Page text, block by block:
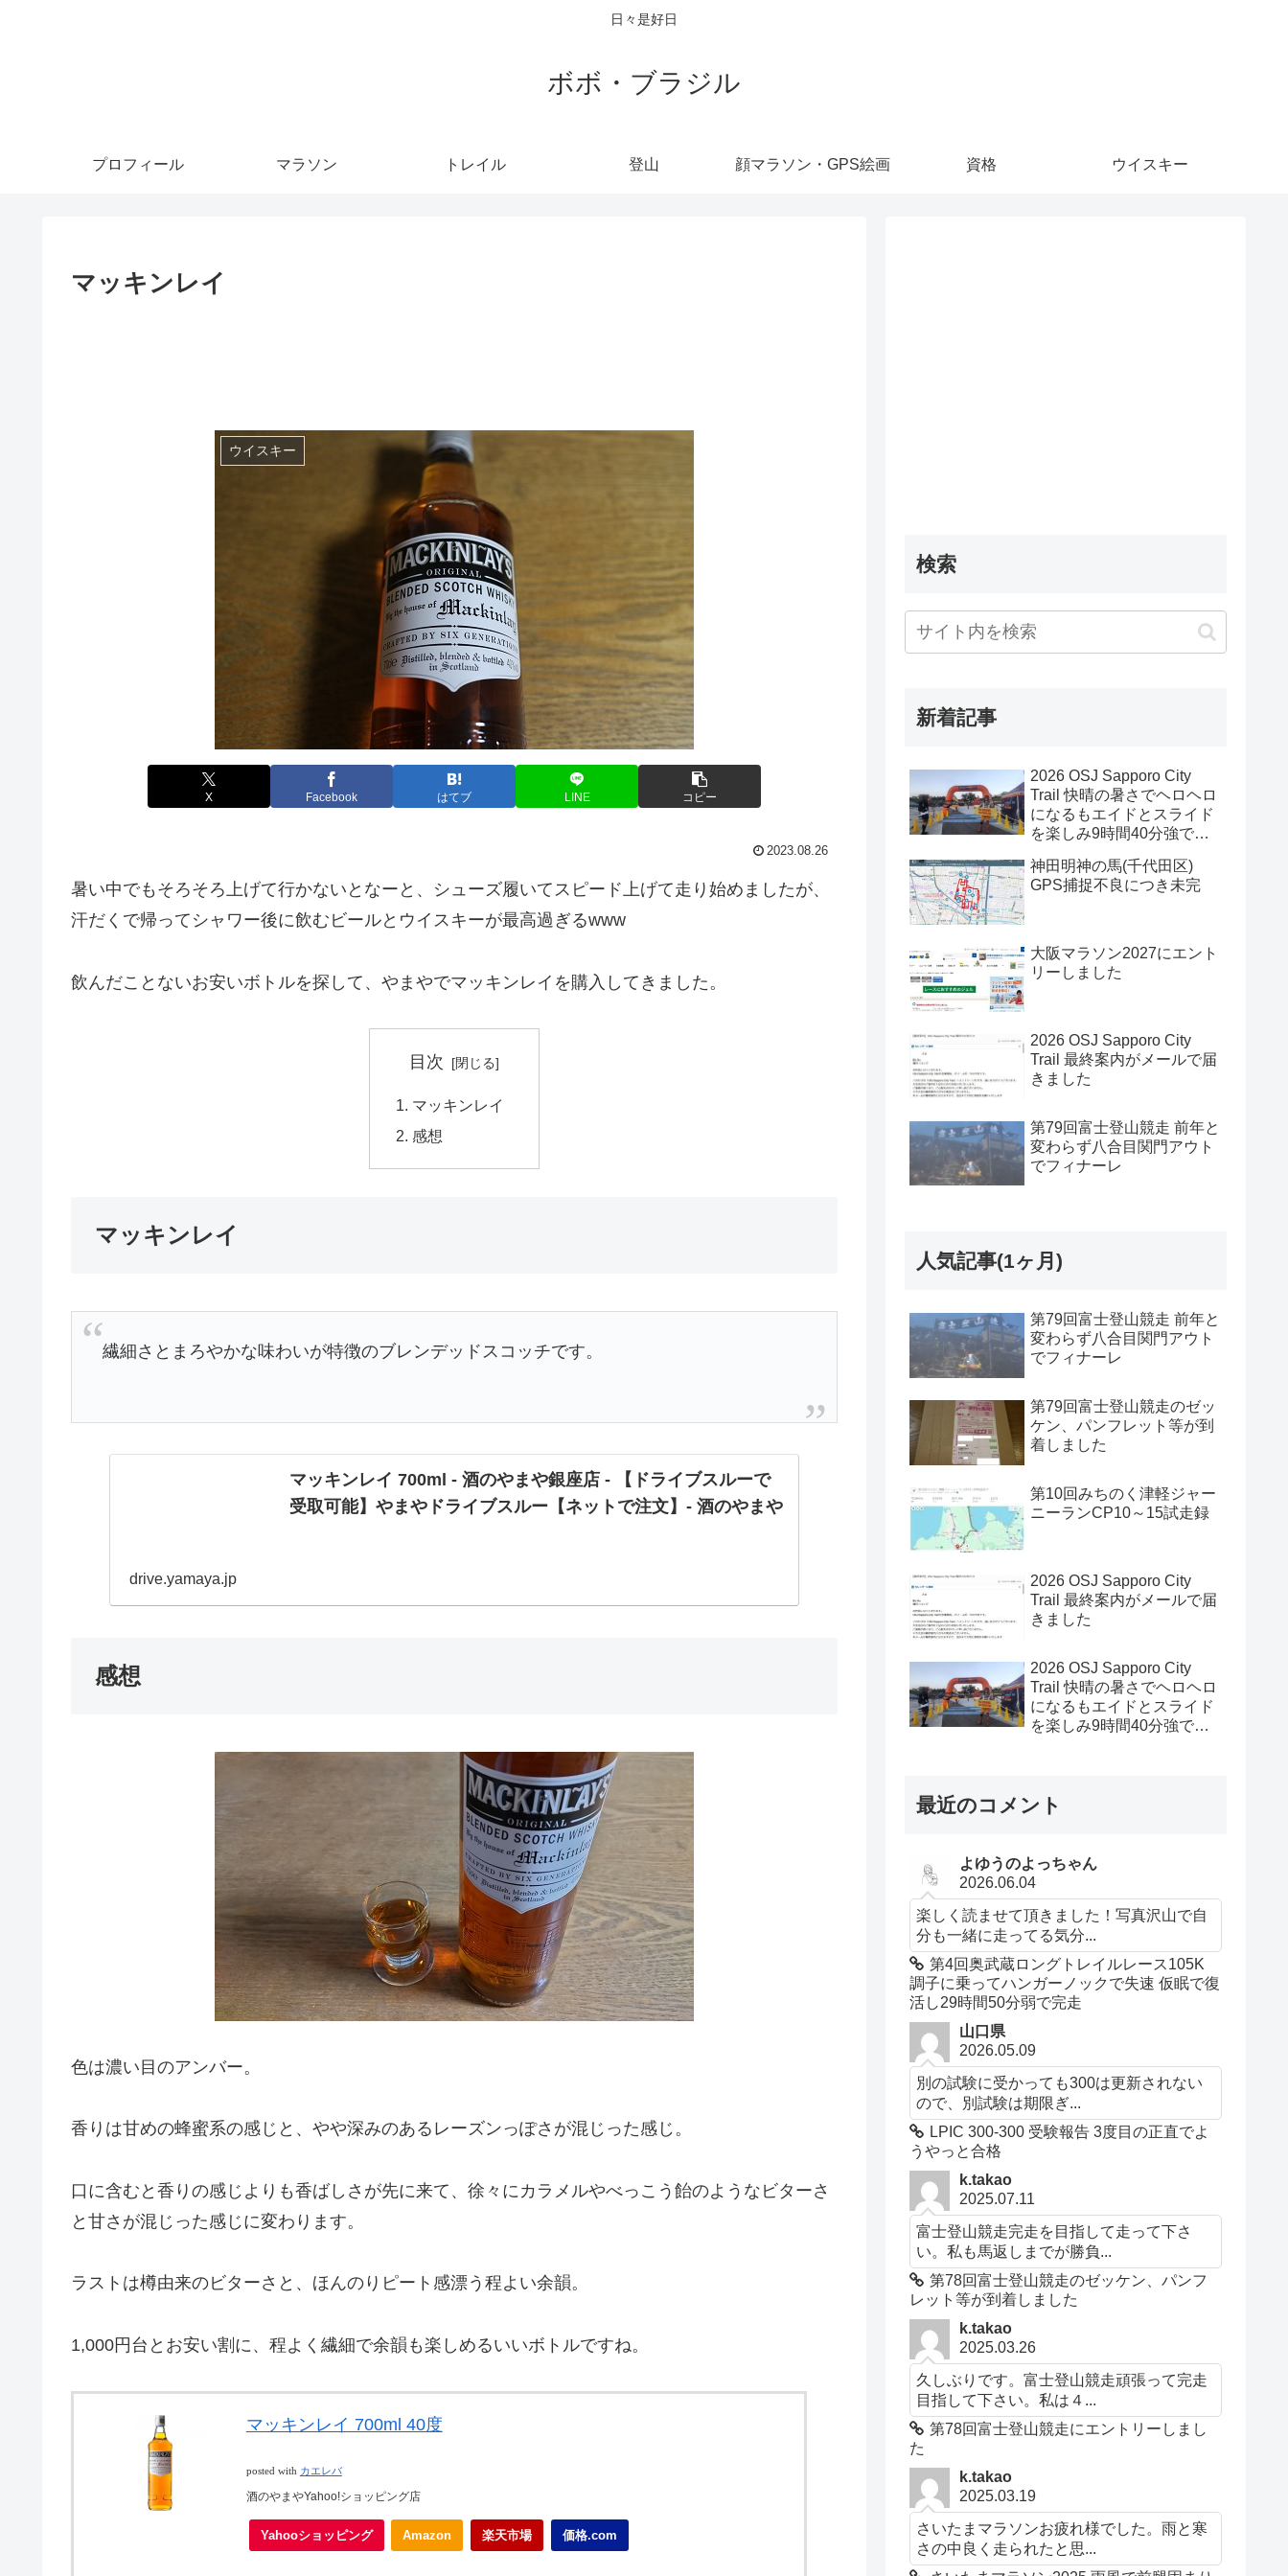
日々是好日
ボボ・ブラジル
プロフィール マラソン トレイル 登山 顔マラソン・GPS絵画 資格 ウイスキー
マッキンレイ
ウイスキー
X Facebook はてブ LINE コピー
2023.08.26
暑い中でもそろそろ上げて行かないとなーと、シューズ履いてスピード上げて走り始めましたが、
汗だくで帰ってシャワー後に飲むビールとウイスキーが最高過ぎるwww
飲んだことないお安いボトルを探して、やまやでマッキンレイを購入してきました。
目次
マッキンレイ
感想
マッキンレイ
繊細さとまろやかな味わいが特徴のブレンデッドスコッチです。
マッキンレイ 700ml - 酒のやまや銀座店 - 【ドライブスルーで
受取可能】やまやドライブスルー【ネットで注文】- 酒のやまや
drive.yamaya.jp
感想
色は濃い目のアンバー。
香りは甘めの蜂蜜系の感じと、やや深みのあるレーズンっぽさが混じった感じ。
口に含むと香りの感じよりも香ばしさが先に来て、徐々にカラメルやべっこう飴のようなビターさ
と甘さが混じった感じに変わります。
ラストは樽由来のビターさと、ほんのりピート感漂う程よい余韻。
1,000円台とお安い割に、程よく繊細で余韻も楽しめるいいボトルですね。
マッキンレイ 700ml 40度
posted with カエレバ
酒のやまやYahoo!ショッピング店
Yahooショッピング Amazon 楽天市場 価格.com
検索
新着記事
2026 OSJ Sapporo City
Trail 快晴の暑さでヘロヘロ
になるもエイドとスライド
を楽しみ9時間40分強で完
神田明神の馬(千代田区)
GPS捕捉不良につき未完
大阪マラソン2027にエント
リーしました
2026 OSJ Sapporo City
Trail 最終案内がメールで届
きました
第79回富士登山競走 前年と
変わらず八合目関門アウト
でフィナーレ
人気記事(1ヶ月)
第79回富士登山競走 前年と
変わらず八合目関門アウト
でフィナーレ
第79回富士登山競走のゼッ
ケン、パンフレット等が到
着しました
第10回みちのく津軽ジャー
ニーランCP10～15試走録
2026 OSJ Sapporo City
Trail 最終案内がメールで届
きました
2026 OSJ Sapporo City
Trail 快晴の暑さでヘロヘロ
になるもエイドとスライド
を楽しみ9時間40分強で完
最近のコメント
よゆうのよっちゃん
2026.06.04
楽しく読ませて頂きました！写真沢山で自
分も一緒に走ってる気分...
第4回奥武蔵ロングトレイルレース105K
調子に乗ってハンガーノックで失速 仮眠で復
活し29時間50分弱で完走
山口県
2026.05.09
別の試験に受かっても300は更新されない
ので、別試験は期限ぎ...
LPIC 300-300 受験報告 3度目の正直でよ
うやっと合格
k.takao
2025.07.11
富士登山競走完走を目指して走って下さ
い。私も馬返しまでが勝負...
第78回富士登山競走のゼッケン、パンフ
レット等が到着しました
k.takao
2025.03.26
久しぶりです。富士登山競走頑張って完走
目指して下さい。私は４...
第78回富士登山競走にエントリーしまし
た
k.takao
2025.03.19
さいたまマラソンお疲れ様でした。雨と寒
さの中良く走られたと思...